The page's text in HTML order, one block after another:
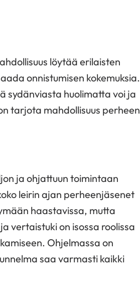
löytää erilaisten
onnistumisen kokemuksia.
sydänviasta huolimatta voi ja
tarjota mahdollisuus perheen
ja ohjattuun toimintaan
leirin ajan perheenjäsenet
haastavissa, mutta
vertaistuki on isossa roolissa
Ohjelmassa on
saa varmasti kaikki